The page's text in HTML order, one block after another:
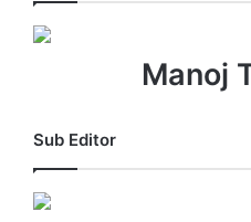
Manoj
Sub Editor